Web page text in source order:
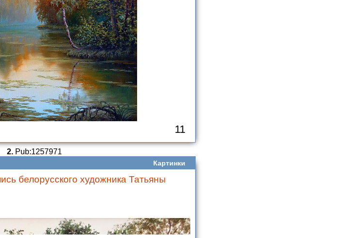
11
2.Pub:1257971
Картинки
белорусского художника Татьяны